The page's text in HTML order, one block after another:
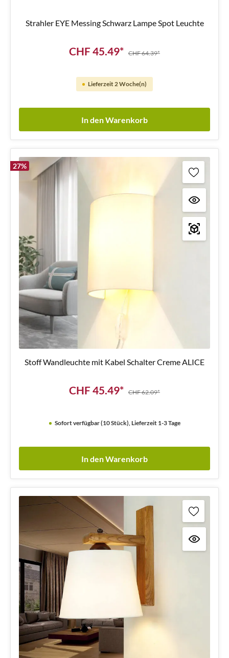
Strahler EYE Messing Schwarz Lampe Spot Leuchte
CHF 45.49* CHF 64.39*
Lieferzeit 2 Woche(n)
In den Warenkorb
27%
Stoff Wandleuchte mit Kabel Schalter Creme ALICE
CHF 45.49* CHF 62.09*
Sofort verfügbar (10 Stück), Lieferzeit 1-3 Tage
In den Warenkorb